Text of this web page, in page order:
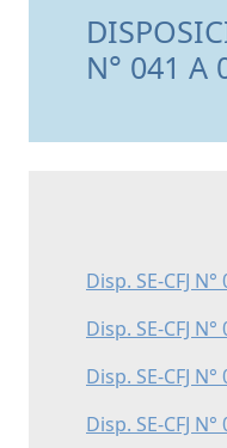
N° 041 A
Disp. SE-CFJ
Disp. SE-CFJ
Disp. SE-CFJ
Disp. SE-CFJ